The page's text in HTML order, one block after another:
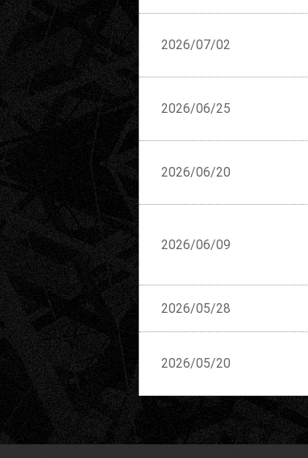
2026/07/02
2026/06/25
2026/06/20
2026/06/09
2026/05/28
2026/05/20